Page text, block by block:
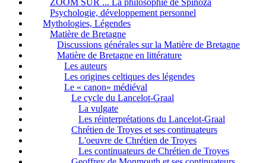
ZOOM SUR ... La philosophie de Spinoza
Psychologie, développement personnel
Mythologies, Légendes
Matière de Bretagne
Discussions générales sur la Matière de Bretagne
Matière de Bretagne en littérature
Les auteurs
Les origines celtiques des légendes
Le « canon» médiéval
Le cycle du Lancelot-Graal
La vulgate
Les réinterprétations du Lancelot-Graal
Chrétien de Troyes et ses continuateurs
L'oeuvre de Chrétien de Troyes
Les continuateurs de Chrétien de Troyes